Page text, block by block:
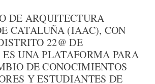
DE ARQUITECTURA
CATALUÑA (IAAC), CON
22@ DE
UNA PLATAFORMA PARA
DE CONOCIMIENTOS
Y ESTUDIANTES DE